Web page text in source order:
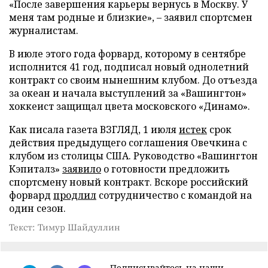
«После завершения карьеры вернусь в Москву. У
меня там родные и близкие», – заявил спортсмен
журналистам.
В июле этого года форвард, которому в сентябре
исполнится 41 год, подписал новый однолетний
контракт со своим нынешним клубом. До отъезда
за океан и начала выступлений за «Вашингтон»
хоккеист защищал цвета московского «Динамо».
Как писала газета ВЗГЛЯД, 1 июляистек срок
действия предыдущего соглашения Овечкина с
клубом из столицы США. Руководство «Вашингтон
Кэпиталз» заявило о готовности предложить
спортсмену новый контракт. Вскоре российский
форвард продлил сотрудничество с командой на
один сезон.
Текст: Тимур Шайдуллин